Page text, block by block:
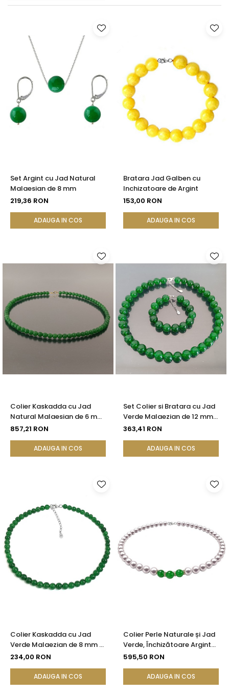
Seturi Perle cu Argint
Pandantive cu Perle
Brose cu Perle
Set Argint cu Jad Natural
Malaesian de 8 mm
219,36 RON
ADAUGA IN COS
Bratara Jad Galben cu
Inchizatoare de Argint
153,00 RON
ADAUGA IN COS
Colier Kaskadda cu Jad
Natural Malaesian de 6 mm
si Inchizatoare de Aur de 14
857,21 RON
ADAUGA IN COS
Set Colier si Bratara cu Jad
Verde Malaezian de 12 mm
si Inchizatori din Argint
363,41 RON
ADAUGA IN COS
Colier Kaskadda cu Jad
Verde Malaezian de 8 mm si
Inchizatoare din Argint |
234,00 RON
ADAUGA IN COS
Colier Perle Naturale și Jad
Verde, Închizătoare Argint
925 | KASKADDA®
595,50 RON
ADAUGA IN COS